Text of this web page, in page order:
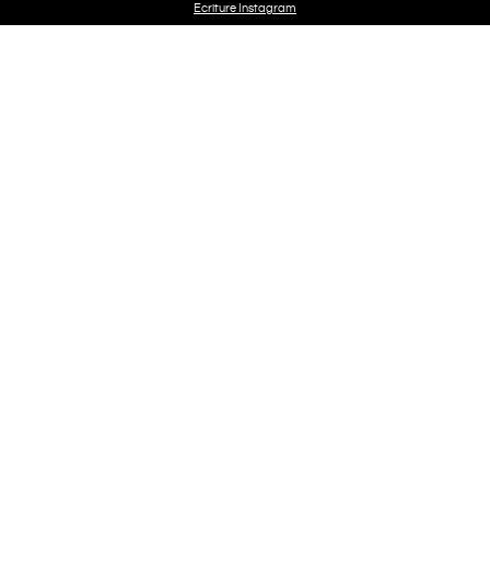
Ecriture Instagram